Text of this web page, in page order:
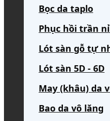
Bọc da taplo
Phục hồi trần
Lót sàn gỗ tự
Lót sàn 5D - 6D
May (khâu) da
Bao da vô lăng